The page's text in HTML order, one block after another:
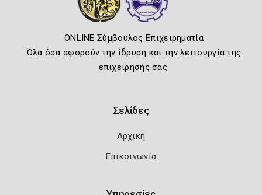
ONLINE Σύμβουλος Επιχειρηματία
Όλα όσα αφορούν την ίδρυση και την λειτουργία της
επιχείρησής σας.
Σελίδες
Αρχική
Επικοινωνία